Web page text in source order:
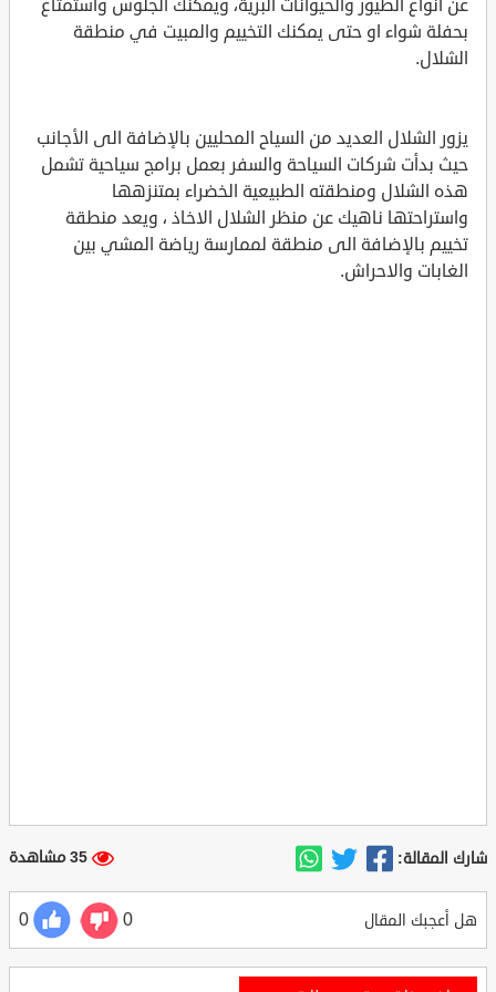
عن أنواع الطيور والحيوانات البرية، ويمكنك الجلوس واستمتاع
بحفلة شواء او حتى يمكنك التخييم والمبيت في منطقة
الشلال.
يزور الشلال العديد من السياح المحليين بالإضافة الى الأجانب
حيث بدأت شركات السياحة والسفر بعمل برامج سياحية تشمل
هذه الشلال ومنطقته الطبيعية الخضراء بمتنزهها
واستراحتها ناهيك عن منظر الشلال الاخاذ ، ويعد منطقة
تخييم بالإضافة الى منطقة لممارسة رياضة المشي بين
الغابات والاحراش.
شارك المقالة: 35 مشاهدة
هل أعجبك المقال 0
0